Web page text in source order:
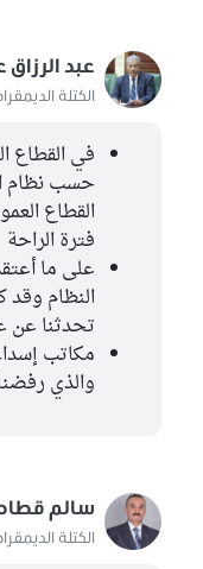
عبد
الكتلة
في القطاع
حسب نظام
القطاع
فترة الراحة
على ما
النظام وقد
تحدثنا عن
مكاتب
والذي
سالم
الكتلة